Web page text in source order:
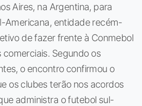
Aires, na Argentina, para
Americana, entidade recém-
de fazer frente à Conmebol
Segundo os
o encontro confirmou o
os clubes terão nos acordos
administra o futebol sul-